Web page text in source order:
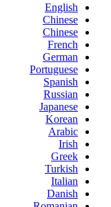
English
Chinese
Chinese
French
German
Portuguese
Spanish
Russian
Japanese
Korean
Arabic
Irish
Greek
Turkish
Italian
Danish